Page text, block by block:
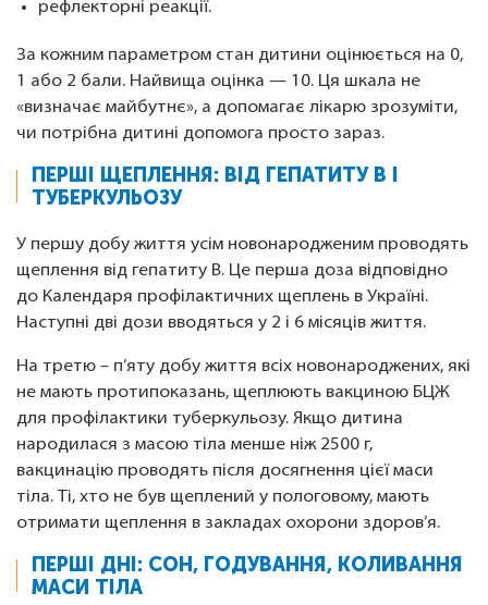
рефлекторні реакції.
За кожним параметром стан дитини оцінюється на 0,
1 або 2 бали. Найвища оцінка — 10. Ця шкала не
«визначає майбутнє», а допомагає лікарю зрозуміти,
чи потрібна дитині допомога просто зараз.
ПЕРШІ ЩЕПЛЕННЯ: ВІД ГЕПАТИТУ B І
ТУБЕРКУЛЬОЗУ
У першу добу життя усім новонародженим проводять
щеплення від гепатиту B. Це перша доза відповідно
до Календаря профілактичних щеплень в Україні.
Наступні дві дози вводяться у 2 і 6 місяців життя.
На третю – п’яту добу життя всіх новонароджених, які
не мають протипоказань, щеплюють вакциною БЦЖ
для профілактики туберкульозу. Якщо дитина
народилася з масою тіла менше ніж 2500 г,
вакцинацію проводять після досягнення цієї маси
тіла. Ті, хто не був щеплений у пологовому, мають
отримати щеплення в закладах охорони здоров’я.
ПЕРШІ ДНІ: СОН, ГОДУВАННЯ, КОЛИВАННЯ
МАСИ ТІЛА